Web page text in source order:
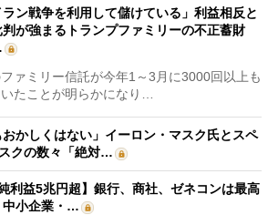
ラン戦争を利用して儲けている」利益相反と
判が強まるトランプファミリーの不正蓄財
ァミリー信託が今年1～3月に3000回以上も
たことが明らかになり…
おかしくはない」イーロン・マスク氏とスペ
クの数々「絶対…
利益5兆円超】銀行、商社、ゼネコンは最高
中小企業・…